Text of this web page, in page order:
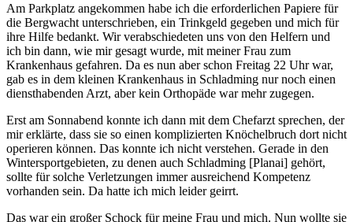
Am Parkplatz angekommen habe ich die erforderlichen Papiere für
die Bergwacht unterschrieben, ein Trinkgeld gegeben und mich für
ihre Hilfe bedankt. Wir verabschiedeten uns von den Helfern und
ich bin dann, wie mir gesagt wurde, mit meiner Frau zum
Krankenhaus gefahren. Da es nun aber schon Freitag 22 Uhr war,
gab es in dem kleinen Krankenhaus in Schladming nur noch einen
diensthabenden Arzt, aber kein Orthopäde war mehr zugegen.
Erst am Sonnabend konnte ich dann mit dem Chefarzt sprechen, der
mir erklärte, dass sie so einen komplizierten Knöchelbruch dort nicht
operieren können. Das konnte ich nicht verstehen. Gerade in den
Wintersportgebieten, zu denen auch Schladming [Planai] gehört,
sollte für solche Verletzungen immer ausreichend Kompetenz
vorhanden sein. Da hatte ich mich leider geirrt.
Das war ein großer Schock für meine Frau und mich. Nun wollte sie